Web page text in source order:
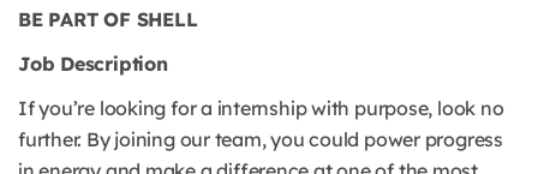
BE PART OF SHELL
Job Description
If you’re looking for a internship with purpose, look no
further. By joining our team, you could power progress